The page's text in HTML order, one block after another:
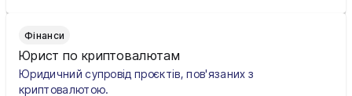
Херсон
Фінанси
Юрист по криптовалютам
Юридичний супровід проєктів, пов'язаних з
криптовалютою.